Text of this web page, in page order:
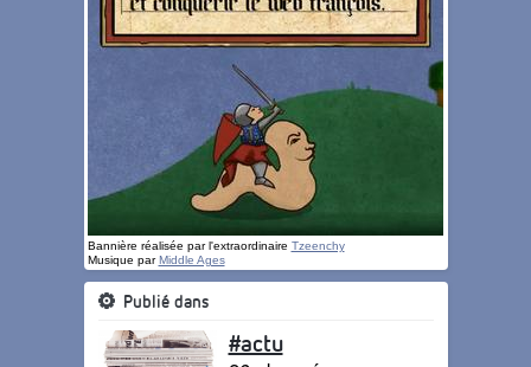
Bannière réalisée par l'extraordinaire Tzeenchy
Musique parMiddle Ages
Publié dans
#actu